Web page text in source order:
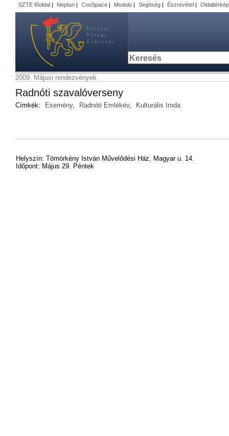
SZTE főoldal | Neptun | CooSpace | Modulo | Segítség | Észrevétel | Oldaltérkép
2009. Májusi rendezvények
Radnóti szavalóverseny
Címkék: Esemény, Radnóti Emlékév, Kulturális Iroda
Helyszín: Tömörkény István Művelődési Ház, Magyar u. 14.
Időpont: Május 29. Péntek